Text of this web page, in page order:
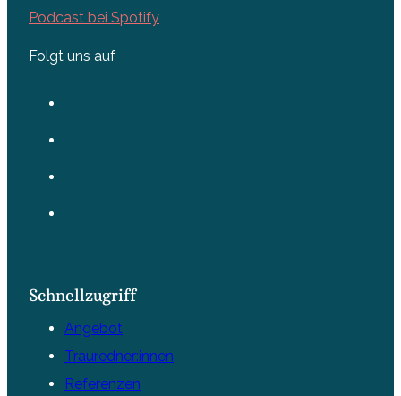
Podcast bei Spotify
Folgt uns auf
Schnellzugriff
Angebot
Trauredner:innen
Referenzen